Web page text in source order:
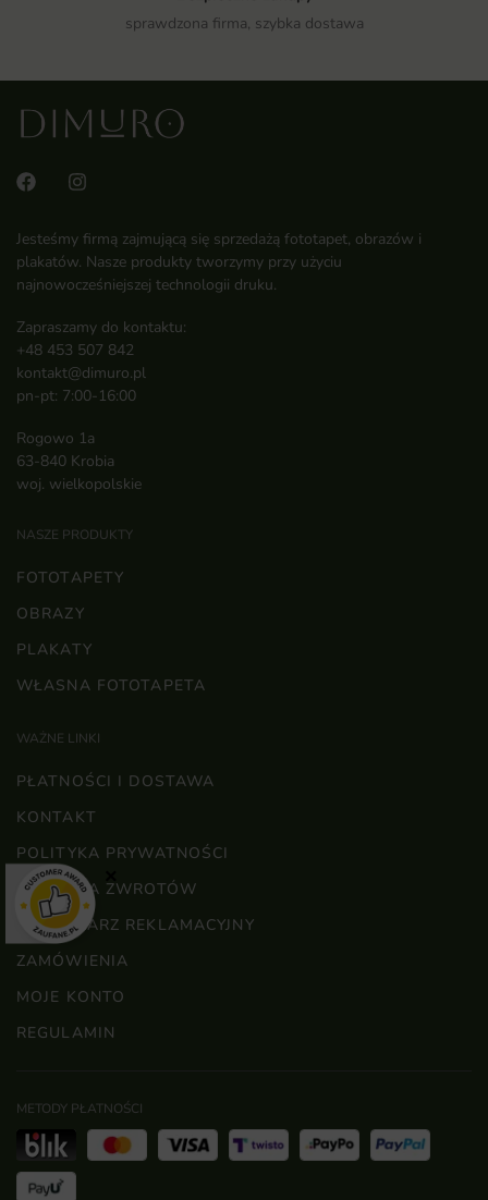
sprawdzona firma, szybka dostawa
Jesteśmy firmą zajmującą się sprzedażą fototapet, obrazów i
plakatów. Nasze produkty tworzymy przy użyciu
najnowocześniejszej technologii druku.
Zapraszamy do kontaktu:
+48 453 507 842
kontakt@dimuro.pl
pn-pt: 7:00-16:00
Rogowo 1a
63-840 Krobia
woj. wielkopolskie
NASZE PRODUKTY
FOTOTAPETY
OBRAZY
PLAKATY
WŁASNA FOTOTAPETA
WAŻNE LINKI
PŁATNOŚCI I DOSTAWA
KONTAKT
POLITYKA PRYWATNOŚCI
POLITYKA ZWROTÓW
FORMULARZ REKLAMACYJNY
ZAMÓWIENIA
MOJE KONTO
REGULAMIN
METODY PŁATNOŚCI